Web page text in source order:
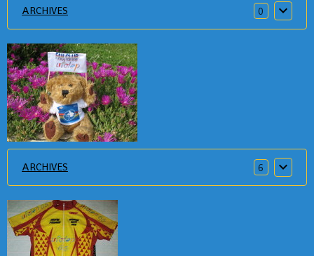
ARCHIVES 0
ARCHIVES 6